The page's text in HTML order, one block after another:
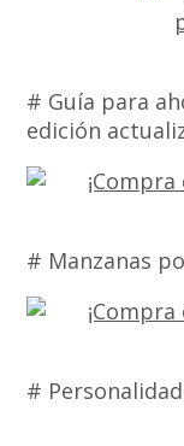
# Guía para
edición
# Manzanas
#